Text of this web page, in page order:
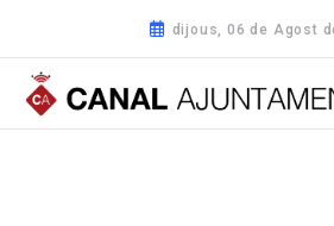
dijous, 06 de Agost